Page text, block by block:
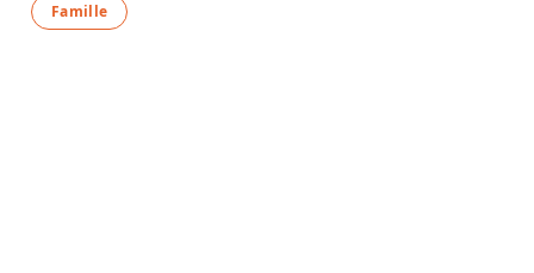
Famille